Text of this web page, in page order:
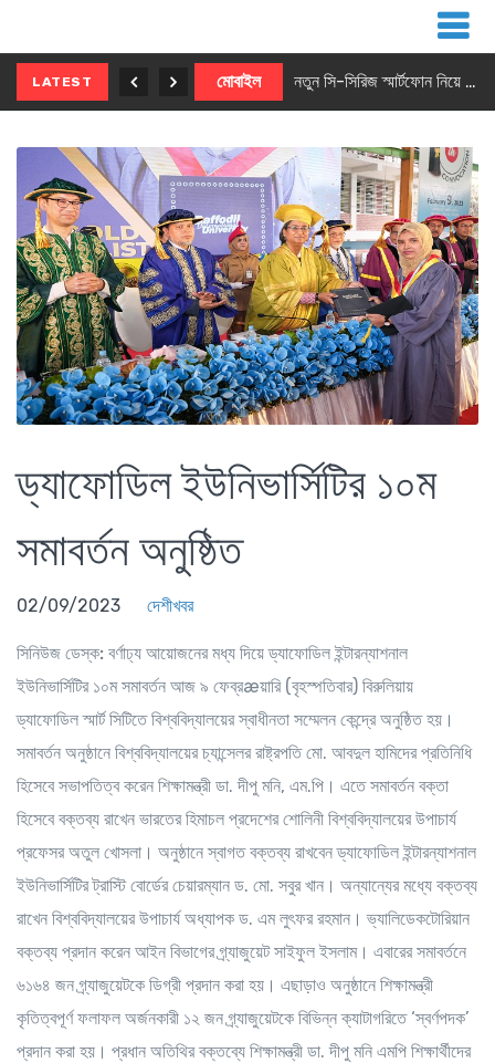
LATEST মোবাইল নতুন সি-সিরিজ স্মার্টফোন নিয়ে আসছে রিয়েলমি
ড্যাফোডিল ইউনিভার্সিটির ১০ম
সমাবর্তন অনুষ্ঠিত
02/09/2023 দেশীখবর
সিনিউজ ডেস্ক: বর্ণাঢ্য আয়োজনের মধ্য দিয়ে ড্যাফোডিল ইন্টারন্যাশনাল
ইউনিভার্সিটির ১০ম সমাবর্তন আজ ৯ ফেব্রæয়ারি (বৃহস্পতিবার) বিরুলিয়ায়
ড্যাফোডিল স্মার্ট সিটিতে বিশ্ববিদ্যালয়ের স্বাধীনতা সম্মেলন কেন্দ্রে অনুষ্ঠিত হয়।
সমাবর্তন অনুষ্ঠানে বিশ্ববিদ্যালয়ের চ্যান্সেলর রাষ্ট্রপতি মো. আবদুল হামিদের প্রতিনিধি
হিসেবে সভাপতিত্ব করেন শিক্ষামন্ত্রী ডা. দীপু মনি, এম.পি। এতে সমাবর্তন বক্তা
হিসেবে বক্তব্য রাখেন ভারতের হিমাচল প্রদেশের শোলিনী বিশ্ববিদ্যালয়ের উপাচার্য
প্রফেসর অতুল খোসলা। অনুষ্ঠানে স্বাগত বক্তব্য রাখবেন ড্যাফোডিল ইন্টারন্যাশনাল
ইউনিভার্সিটির ট্রাস্টি বোর্ডের চেয়ারম্যান ড. মো. সবুর খান। অন্যান্যের মধ্যে বক্তব্য
রাখেন বিশ্ববিদ্যালয়ের উপাচার্য অধ্যাপক ড. এম লুৎফর রহমান। ভ্যালিডেকটোরিয়ান
বক্তব্য প্রদান করেন আইন বিভাগের গ্র্যাজুয়েট সাইফুল ইসলাম। এবারের সমাবর্তনে
৬১৬৪ জন গ্র্যাজুয়েটকে ডিগ্রী প্রদান করা হয়। এছাড়াও অনুষ্ঠানে শিক্ষামন্ত্রী
কৃতিত্বপূর্ণ ফলাফল অর্জনকারী ১২ জন গ্র্যাজুয়েটকে বিভিন্ন ক্যাটাগরিতে ‘স্বর্ণপদক’
প্রদান করা হয়। প্রধান অতিথির বক্তব্যে শিক্ষামন্ত্রী ডা. দীপু মনি এমপি শিক্ষার্থীদের